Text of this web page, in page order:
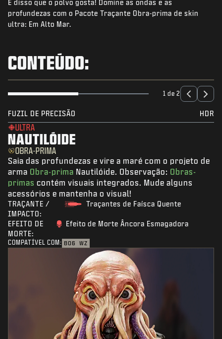
NOTÍCIAS
STORE
SUPORTE
ENTRAR|INSCREVER-SE
É disso que o polvo gosta! Domine as ondas e as
profundezas com o Pacote Traçante Obra-prima de skin
ultra: Em Alto Mar.
CONTEÚDO:
1 de 2
FUZIL DE PRECISÃO HDR
ULTRA
NAUTILÓIDE
OBRA-PRIMA
Saia das profundezas e vire a maré com o projeto de
arma Obra-prima Nautilóide. Observação: Obras-
primas contém visuais integrados. Mude alguns
acessórios e mantenha o visual!
TRAÇANTE /
IMPACTO:
Traçantes de Faísca Quente
EFEITO DE
MORTE:
Efeito de Morte Âncora Esmagadora
COMPATÍVEL COM: BO6 WZ